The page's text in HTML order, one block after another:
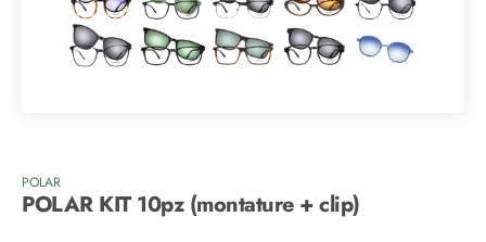
POLAR
POLAR KIT 10pz (montature + clip)